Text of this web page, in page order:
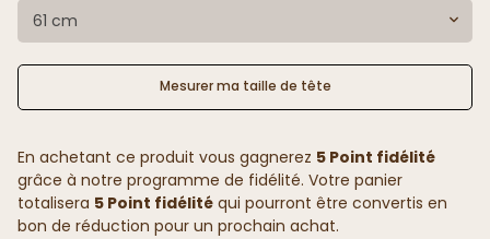
61 cm
Mesurer ma taille de tête
En achetant ce produit vous gagnerez 5 Point fidélité
grâce à notre programme de fidélité. Votre panier
totalisera 5 Point fidélité qui pourront être convertis en
bon de réduction pour un prochain achat.